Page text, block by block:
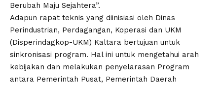
Berubah Maju Sejahtera”.
Adapun rapat teknis yang diinisiasi oleh Dinas
Perindustrian, Perdagangan, Koperasi dan UKM
(Disperindagkop-UKM) Kaltara bertujuan untuk
sinkronisasi program. Hal ini untuk mengetahui arah
kebijakan dan melakukan penyelarasan Program
antara Pemerintah Pusat, Pemerintah Daerah